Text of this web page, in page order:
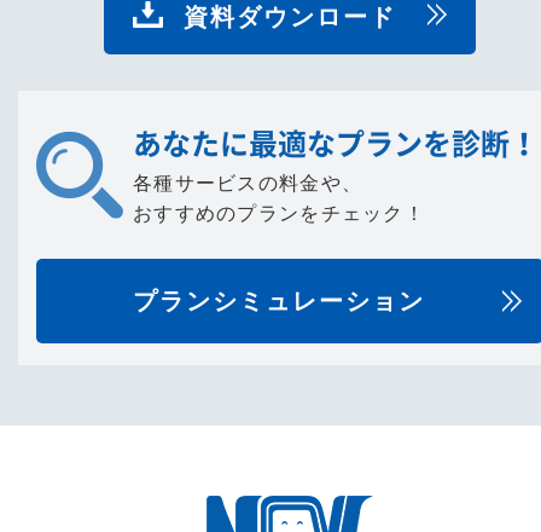
資料ダウンロード
あなたに最適なプランを診断！
各種サービスの料金や、
おすすめのプランをチェック！
プランシミュレーション